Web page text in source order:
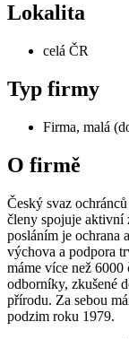
Lokalita
celá ČR
Typ firmy
Firma, malá
O firmě
Český svaz
členy spojuje aktivní
posláním je ochrana
výchova a podpora
máme více než
odborníky, zkušené
přírodu. Za sebou
podzim roku 1979.